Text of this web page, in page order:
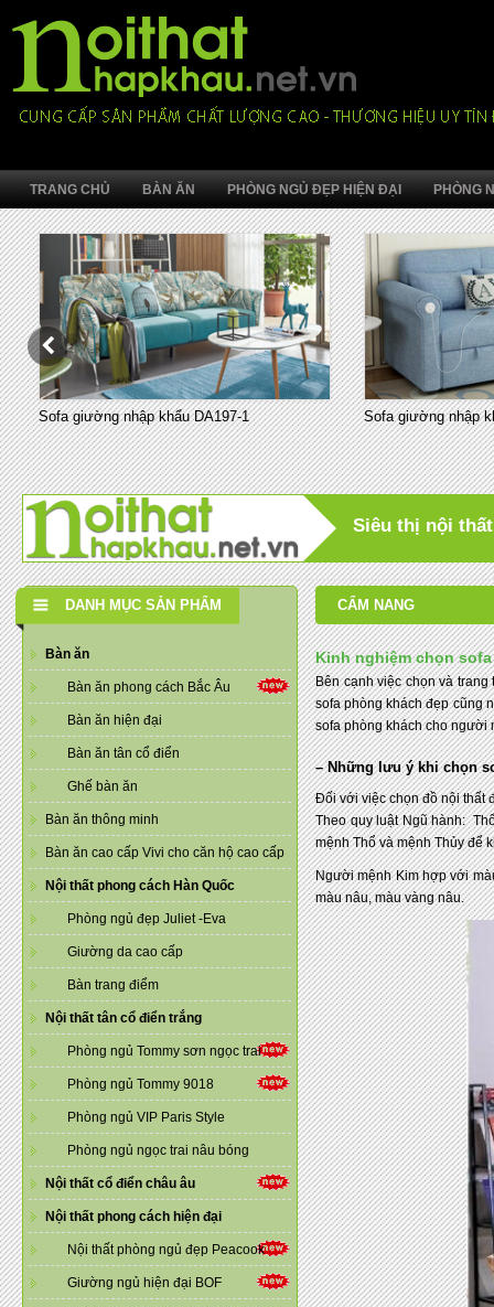
TRANG CHỦ BÀN ĂN PHÒNG NGỦ ĐẸP HIỆN ĐẠI PHÒNG
Sofa giường nhập khẩu DA197-1 Sofa giường nhập
Siêu thị nội
DANH MỤC SẢN PHẨM
Bàn ăn
Bàn ăn phong cách Bắc Âu
Bàn ăn hiện đại
Bàn ăn tân cổ điển
Ghế bàn ăn
Bàn ăn thông minh
Bàn ăn cao cấp Vivi cho căn hộ cao cấp
Nội thất phong cách Hàn Quốc
Phòng ngủ đẹp Juliet -Eva
Giường da cao cấp
Bàn trang điểm
Nội thất tân cổ điển trắng
Phòng ngủ Tommy sơn ngọc trai
Phòng ngủ Tommy 9018
Phòng ngủ VIP Paris Style
Phòng ngủ ngọc trai nâu bóng
Nội thất cổ điển châu âu
Nội thất phong cách hiện đại
Nội thất phòng ngủ đẹp Peacook
Giường ngủ hiện đại BOF
CẨM NANG
Kinh nghiệm chọn
Bên cạnh việc chọn và
sofa phòng khách đẹp cũng
sofa phòng khách cho người
– Những lưu ý khi chọn
Đối với việc chọn đồ nội thất
Theo quy luật Ngũ hành:
mệnh Thổ và mệnh Thủy để
Người mệnh Kim hợp với
màu nâu, màu vàng nâu.